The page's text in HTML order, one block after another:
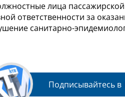
лица
ответственности за
санитарно-
Подписывайтесь в